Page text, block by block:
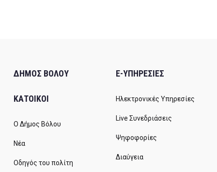
ΔΗΜΟΣ ΒΟΛΟΥ
ΚΑΤΟΙΚΟΙ
Ο Δήμος Βόλου
Νέα
Οδηγός του πολίτη
E-ΥΠΗΡΕΣΙΕΣ
Ηλεκτρονικές Υπηρεσίες
Live Συνεδριάσεις
Ψηφοφορίες
Διαύγεια